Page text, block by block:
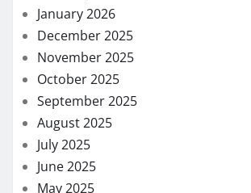
January 2026
December 2025
November 2025
October 2025
September 2025
August 2025
July 2025
June 2025
May 2025